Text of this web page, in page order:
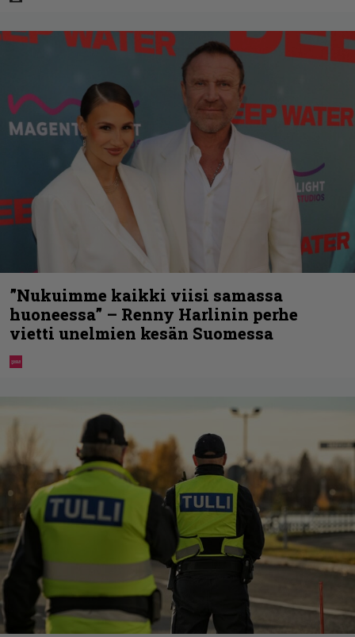
”Nukuimme kaikki viisi samassa
huoneessa” – Renny Harlinin perhe
vietti unelmien kesän Suomessa